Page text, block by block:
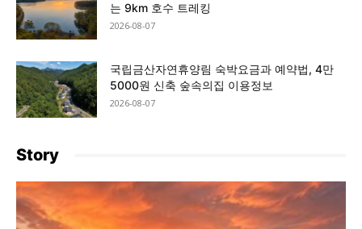
는 9km 호수 트레킹
2026-08-07
국립금산자연휴양림 숙박요금과 예약법, 4만
5000원 신축 숲속의집 이용정보
2026-08-07
Story